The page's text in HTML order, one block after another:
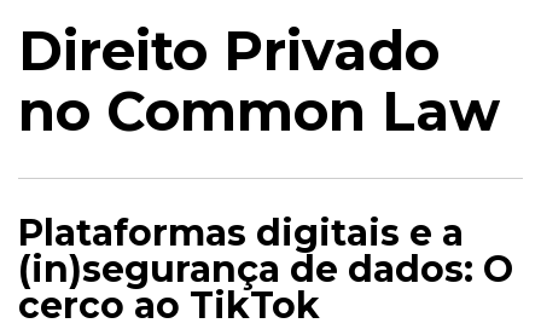
Direito Privado
no Common Law
Plataformas digitais e a
(in)segurança de dados: O
cerco ao TikTok